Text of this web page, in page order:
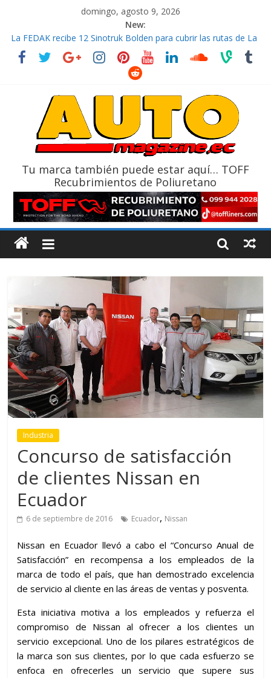
domingo, agosto 9, 2026
New:
La FEDAK recibe 12 Sinotruk Bolden para cubrir las rutas de La
Vuelta
El costo de tener un vehículo gana protagonismo a la hora de
¿Qué puede pasar con tu vehículo si permanece varios días sin
La Vuelta al Ecuador 2026, edición 47ª, recorre 7 provincias en 8
Tu marca también puede estar aquí… TOFF
Recubrimientos de Poliuretano
Industria
Concurso de satisfacción
de clientes Nissan en
Ecuador
6 de septiembre de 2016 Ecuador, Nissan
Nissan en Ecuador llevó a cabo el “Concurso Anual de
Satisfacción” en recompensa a los empleados de la
marca de todo el país, que han demostrado excelencia
de servicio al cliente en las áreas de ventas y posventa.
Esta iniciativa motiva a los empleados y refuerza el
compromiso de Nissan al ofrecer a los clientes un
servicio excepcional. Uno de los pilares estratégicos de
la marca son sus clientes, por lo que cada esfuerzo se
enfoca en ofrecerles un servicio que supere sus